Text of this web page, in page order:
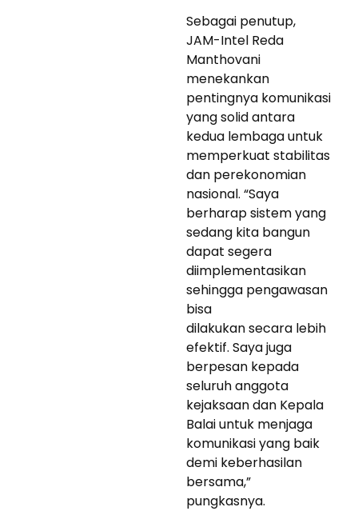
Sebagai penutup,
JAM-Intel Reda
Manthovani
menekankan
pentingnya komunikasi
yang solid antara
kedua lembaga untuk
memperkuat stabilitas
dan perekonomian
nasional. “Saya
berharap sistem yang
sedang kita bangun
dapat segera
diimplementasikan
sehingga pengawasan
bisa
dilakukan secara lebih
efektif. Saya juga
berpesan kepada
seluruh anggota
kejaksaan dan Kepala
Balai untuk menjaga
komunikasi yang baik
demi keberhasilan
bersama,”
pungkasnya.